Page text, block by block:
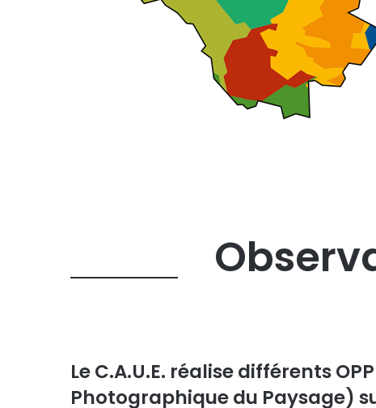
Le C.A.U.E. réalise différents
Photographique du Paysage)